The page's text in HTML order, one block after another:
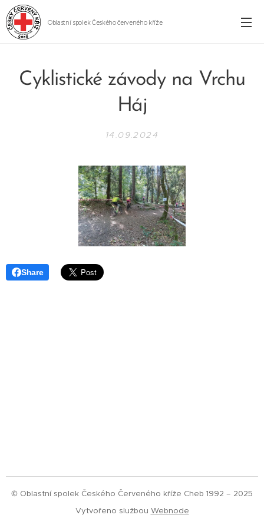
Oblastní spolek Českého červeného kříže
Cyklistické závody na Vrchu
Háj
14.09.2024
Share
© Oblastní spolek Českého Červeného kříže Cheb 1992 – 2025
Vytvořeno službou Webnode